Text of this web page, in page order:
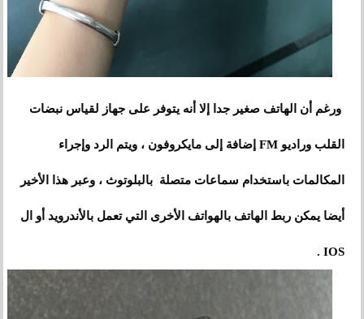
ورغم أن الهاتف صغير جدا إلا أنه يتوفر على جهاز لقياس نبضات
القلب وراديو FM إضافة إلى مايكروفون ،ويتم الرد وإجراء
المكالمات باستخدام سماعات متصلة بالبلوتوث ، وعبر هذا الأخير
أيضا يمكن ربط الهاتف بالهواتف الأخرى التي تعمل بالأندرويد أو ال
IOS .